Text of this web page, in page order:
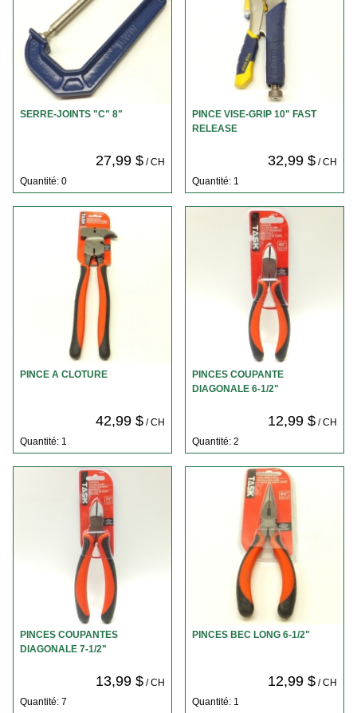
SERRE-JOINTS "C" 8"
27,99 $/ CH
Quantité: 0
PINCE VISE-GRIP 10" FAST
RELEASE
32,99 $/ CH
Quantité: 1
PINCE A CLOTURE
42,99 $/ CH
Quantité: 1
PINCES COUPANTE
DIAGONALE 6-1/2"
12,99 $/ CH
Quantité: 2
PINCES COUPANTES
DIAGONALE 7-1/2"
13,99 $/ CH
Quantité: 7
PINCES BEC LONG 6-1/2"
12,99 $/ CH
Quantité: 1